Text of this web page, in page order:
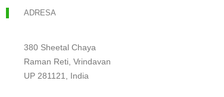
ADRESA
380 Sheetal Chaya
Raman Reti, Vrindavan
UP 281121, India